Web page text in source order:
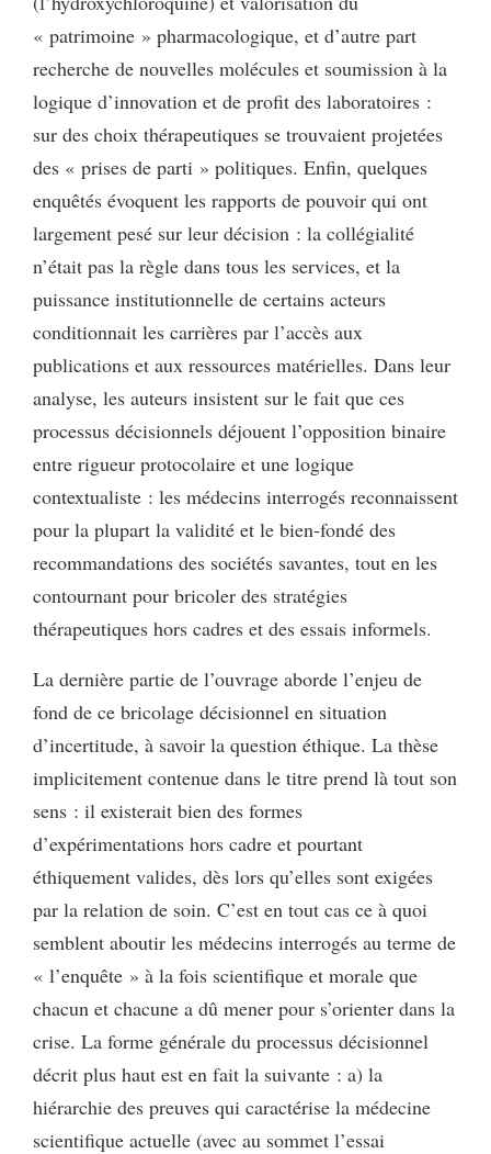
« patrimoine » pharmacologique, et d’autre part
recherche de nouvelles molécules et soumission à la
logique d’innovation et de profit des laboratoires :
sur des choix thérapeutiques se trouvaient projetées
des « prises de parti » politiques. Enfin, quelques
enquêtés évoquent les rapports de pouvoir qui ont
largement pesé sur leur décision : la collégialité
n’était pas la règle dans tous les services, et la
puissance institutionnelle de certains acteurs
conditionnait les carrières par l’accès aux
publications et aux ressources matérielles. Dans leur
analyse, les auteurs insistent sur le fait que ces
processus décisionnels déjouent l’opposition binaire
entre rigueur protocolaire et une logique
contextualiste : les médecins interrogés reconnaissent
pour la plupart la validité et le bien-fondé des
recommandations des sociétés savantes, tout en les
contournant pour bricoler des stratégies
thérapeutiques hors cadres et des essais informels.
La dernière partie de l’ouvrage aborde l’enjeu de
fond de ce bricolage décisionnel en situation
d’incertitude, à savoir la question éthique. La thèse
implicitement contenue dans le titre prend là tout son
sens : il existerait bien des formes
d’expérimentations hors cadre et pourtant
éthiquement valides, dès lors qu’elles sont exigées
par la relation de soin. C’est en tout cas ce à quoi
semblent aboutir les médecins interrogés au terme de
« l’enquête » à la fois scientifique et morale que
chacun et chacune a dû mener pour s’orienter dans la
crise. La forme générale du processus décisionnel
décrit plus haut est en fait la suivante : a) la
hiérarchie des preuves qui caractérise la médecine
scientifique actuelle (avec au sommet l’essai